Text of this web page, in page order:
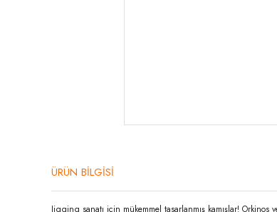
ÜRÜN BİLGİSİ
Jigging sanatı için mükemmel tasarlanmış kamışlar!